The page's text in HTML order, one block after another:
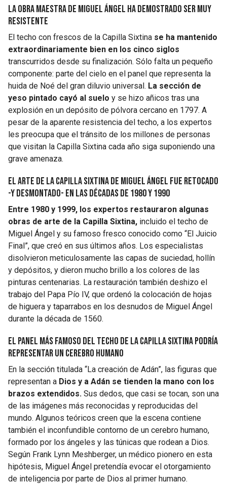
La obra maestra de Miguel Ángel ha demostrado ser muy
resistente
El techo con frescos de la Capilla Sixtina se ha mantenido
extraordinariamente bien en los cinco siglos
transcurridos desde su finalización. Sólo falta un pequeño
componente: parte del cielo en el panel que representa la
huida de Noé del gran diluvio universal. La sección de
yeso pintado cayó al suelo y se hizo añicos tras una
explosión en un depósito de pólvora cercano en 1797. A
pesar de la aparente resistencia del techo, a los expertos
les preocupa que el tránsito de los millones de personas
que visitan la Capilla Sixtina cada año siga suponiendo una
grave amenaza.
El arte de la Capilla Sixtina de Miguel Ángel fue retocado
-y desmontado- en las décadas de 1980 y 1990
Entre 1980 y 1999, los expertos restauraron algunas
obras de arte de la Capilla Sixtina, incluido el techo de
Miguel Ángel y su famoso fresco conocido como “El Juicio
Final”, que creó en sus últimos años. Los especialistas
disolvieron meticulosamente las capas de suciedad, hollín
y depósitos, y dieron mucho brillo a los colores de las
pinturas centenarias. La restauración también deshizo el
trabajo del Papa Pío IV, que ordenó la colocación de hojas
de higuera y taparrabos en los desnudos de Miguel Ángel
durante la década de 1560.
El panel más famoso del techo de la Capilla Sixtina podría
representar un cerebro humano
En la sección titulada “La creación de Adán”, las figuras que
representan a Dios y a Adán se tienden la mano con los
brazos extendidos. Sus dedos, que casi se tocan, son una
de las imágenes más reconocidas y reproducidas del
mundo. Algunos teóricos creen que la escena contiene
también el inconfundible contorno de un cerebro humano,
formado por los ángeles y las túnicas que rodean a Dios.
Según Frank Lynn Meshberger, un médico pionero en esta
hipótesis, Miguel Ángel pretendía evocar el otorgamiento
de inteligencia por parte de Dios al primer humano.